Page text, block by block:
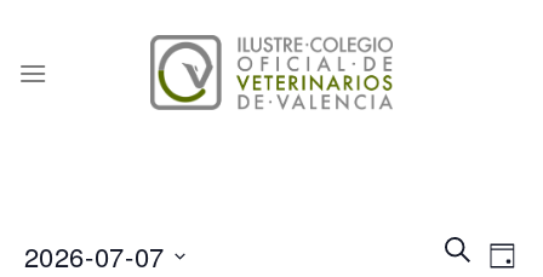
content
BUSCAR
DÍA
2026-07-07